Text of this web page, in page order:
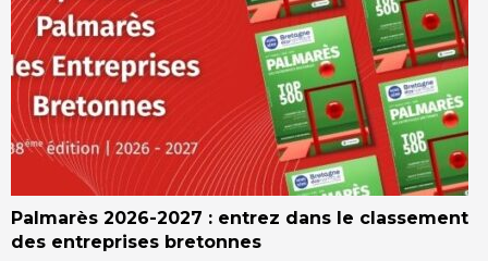
Palmarès 2026-2027 : entrez dans le classement
des entreprises bretonnes